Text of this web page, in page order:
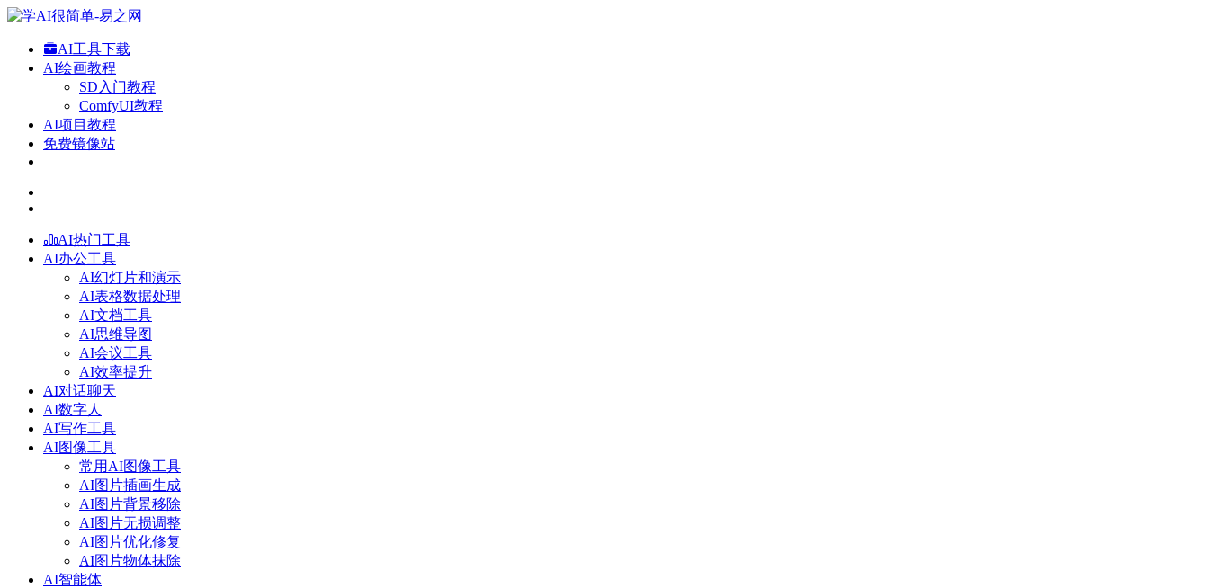
AI工具下载
AI绘画教程
SD入门教程
ComfyUI教程
AI项目教程
免费镜像站
AI热门工具
AI办公工具
AI幻灯片和演示
AI表格数据处理
AI文档工具
AI思维导图
AI会议工具
AI效率提升
AI对话聊天
AI数字人
AI写作工具
AI图像工具
常用AI图像工具
AI图片插画生成
AI图片背景移除
AI图片无损调整
AI图片优化修复
AI图片物体抹除
AI智能体